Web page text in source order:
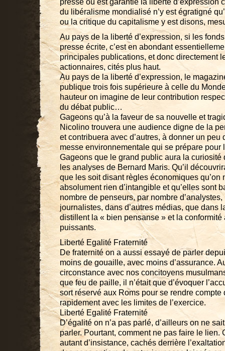
du libéralisme mondialisé n’y est égratigné
ou la critique du capitalisme y est disons,
Au pays de la liberté d’expression, si les
presse écrite, c’est en abondant
principales publications, et donc directement
actionnaires, cités plus haut.
Au pays de la liberté d’expression, le
publique trois fois supérieure à celle du
hauteur on imagine de leur contribution
du débat public…
Gageons qu’à la faveur de sa nouvelle et
Nicolino trouvera une audience digne de la
et contribuera avec d’autres, à donner un peu
messe environnementale qui se prépare pour
Gageons que le grand public aura la curiosité
les analyses de Bernard Maris. Qu’il
que les soit disant règles économiques qu’on
absolument rien d’intangible et qu’elles sont
nombre de penseurs, par nombre
journalistes, dans d’autres médias, que dans
distillent la « bien pensanse » et la conformité
puissants.
Liberté Egalité Fraternité
De fraternité on a aussi essayé de parler
moins de gouaille, avec moins d’assurance.
circonstance avec nos concitoyens
que feu de paille, il n’était que d’évoquer
sort réservé aux Roms pour se rendre compte
rapidement avec les limites de l’exercice.
Liberté Egalité Fraternité
D’égalité on n’a pas parlé, d’ailleurs on ne
parler. Pourtant, comment ne pas faire le lien.
autant d’insistance, cachés derrière